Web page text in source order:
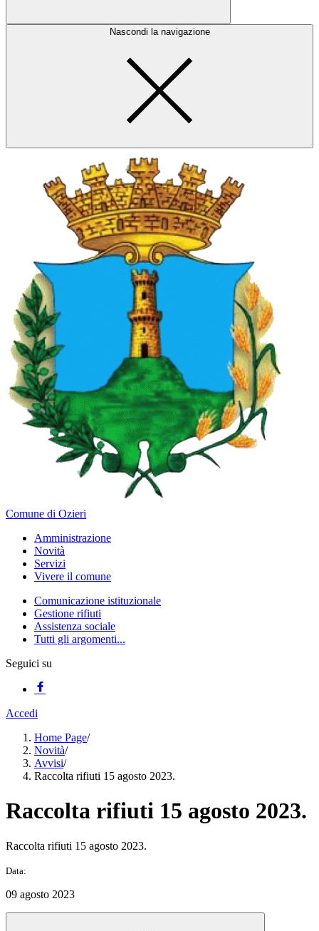
Nascondi la navigazione
Comune di Ozieri
Amministrazione
Novità
Servizi
Vivere il comune
Comunicazione istituzionale
Gestione rifiuti
Assistenza sociale
Tutti gli argomenti...
Seguici su
Accedi
Home Page/
Novità/
Avvisi/
Raccolta rifiuti 15 agosto 2023.
Raccolta rifiuti 15 agosto 2023.
Raccolta rifiuti 15 agosto 2023.
Data:
09 agosto 2023